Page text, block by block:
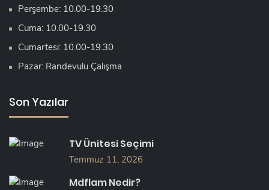
Perşembe: 10.00-19.30
Cuma: 10.00-19.30
Cumartesi: 10.00-19.30
Pazar: Randevulu Çalışma
Son Yazılar
TV Ünitesi Seçimi
Temmuz 11, 2026
Mdflam Nedir?